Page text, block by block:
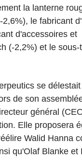
la lanterne
le fabricant
d'accessoires et
(-2,2%) et le sous-
se
de son
général
Elle proposera
Walid Hanna
qu'Olaf Blanke et